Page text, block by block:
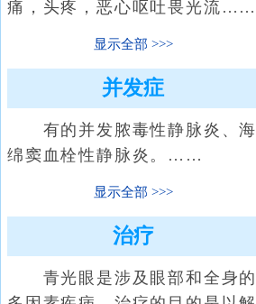
痛，头疼，恶心呕吐畏光流……
显示全部
并发症
有的并发脓毒性静脉炎、海
绵窦血栓性静脉炎。……
显示全部
治疗
青光眼是涉及眼部和全身的